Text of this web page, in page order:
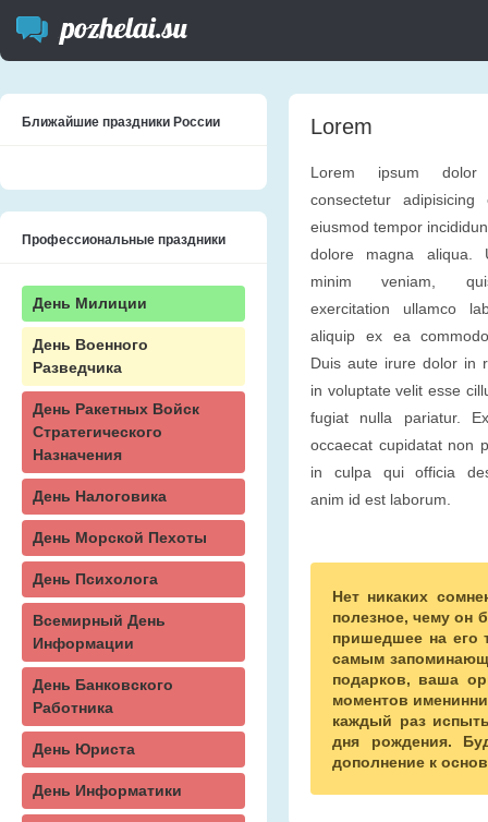
Ближайшие праздники России
Профессиональные праздники
День Милиции
День Военного
Разведчика
День Ракетных Войск
Стратегического
Назначения
День Налоговика
День Морской Пехоты
День Психолога
Всемирный День
Информации
День Банковского
Работника
День Юриста
День Информатики
Lorem
Lorem ipsum
consectetur
eiusmod tempor
dolore magna aliqua.
minim veniam,
exercitation ullamco
aliquip ex ea
Duis aute irure dolor in
in voluptate velit esse
fugiat nulla pariatur.
occaecat cupidatat non
in culpa qui officia
anim id est laborum.
Нет никаких
полезное, чему он
пришедшее на его
самым
подарков, ваша
моментов
каждый раз
дня рождения.
дополнение к